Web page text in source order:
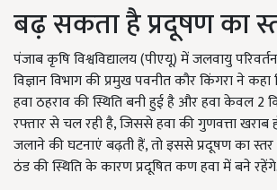
बढ़ सकता है प्रदूषण का
पंजाब कृषि विश्वविद्यालय (पीएयू) में जलवायु
विज्ञान विभाग की प्रमुख पवनीत कौर किंगरा ने कहा
हवा ठहराव की स्थिति बनी हुई है और हवा केवल 2
रफ्तार से चल रही है, जिससे हवा की गुणवत्ता खराब
जलाने की घटनाएं बढ़ती हैं, तो इससे प्रदूषण का
ठंड की स्थिति के कारण प्रदूषित कण हवा में बने रहेंगे.